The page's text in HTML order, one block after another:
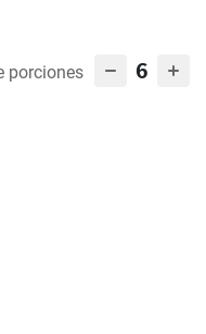
porciones 6